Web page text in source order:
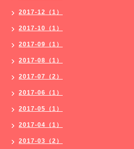
2017-12（1）
2017-10（1）
2017-09（1）
2017-08（1）
2017-07（2）
2017-06（1）
2017-05（1）
2017-04（1）
2017-03（2）